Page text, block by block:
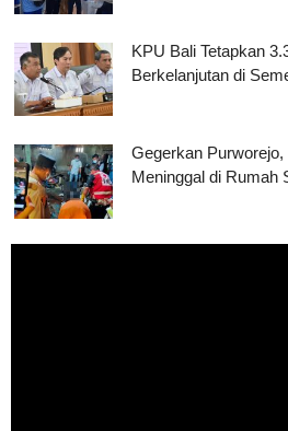
KPU Bali Tetapkan
Berkelanjutan di
Gegerkan
Meninggal di Rumah